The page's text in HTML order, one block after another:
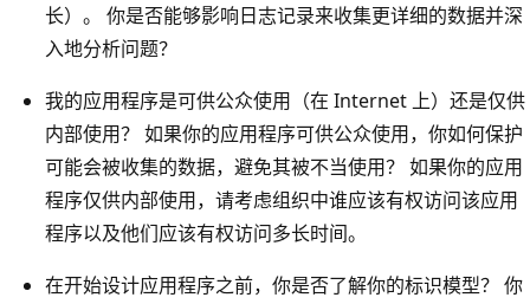
长）。 你是否能够影响日志记录来收集更详细的数据并深
入地分析问题？
我的应用程序是可供公众使用（在 Internet 上）还是仅供
内部使用？ 如果你的应用程序可供公众使用，你如何保护
可能会被收集的数据，避免其被不当使用？ 如果你的应用
程序仅供内部使用，请考虑组织中谁应该有权访问该应用
程序以及他们应该有权访问多长时间。
在开始设计应用程序之前，你是否了解你的标识模型？ 你